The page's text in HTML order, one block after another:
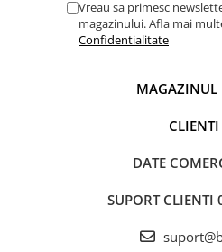
Vreau sa primesc
magazinului. Afla mai
Confidentialitate
MAGAZINUL
CLIENTI
DATE
SUPORT CLIENTI